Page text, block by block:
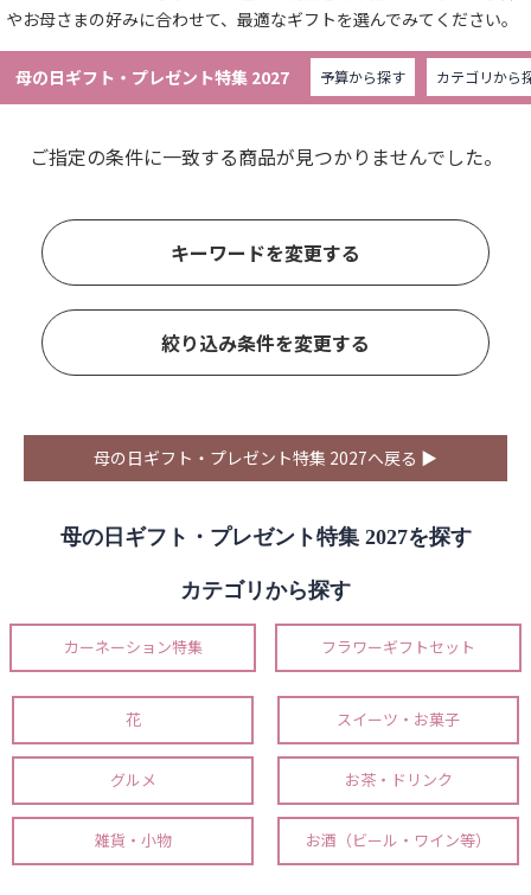
やお母さまの好みに合わせて、最適なギフトを選んでみてください。
母の日ギフト・プレゼント特集 2027 予算から探す カテゴリから
ご指定の条件に一致する商品が見つかりませんでした。
キーワードを変更する
絞り込み条件を変更する
母の日ギフト・プレゼント特集 2027へ戻る ▶
母の日ギフト・プレゼント特集 2027を探す
カテゴリから探す
カーネーション特集 フラワーギフトセット
花 スイーツ・お菓子
グルメ お茶・ドリンク
雑貨・小物 お酒（ビール・ワイン等）